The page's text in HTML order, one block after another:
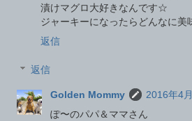
漬けマグロ大好きなんです☆
ジャーキーになったらどんなに
返信
返信
Golden Mommy
2016年4
ぽ〜のパパ＆ママさん